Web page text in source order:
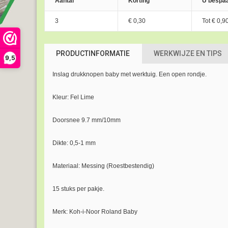
9,5
3 € 0,30 Tot€
PRODUCTINFORMATIE WERKWIJZE EN TIPS
Inslag drukknopen baby met werktuig. Een open rondje.
Kleur: Fel Lime
Doorsnee 9.7 mm/10mm
Dikte: 0,5-1 mm
Materiaal: Messing (Roestbestendig)
15 stuks per pakje.
Merk: Koh-i-Noor Roland Baby